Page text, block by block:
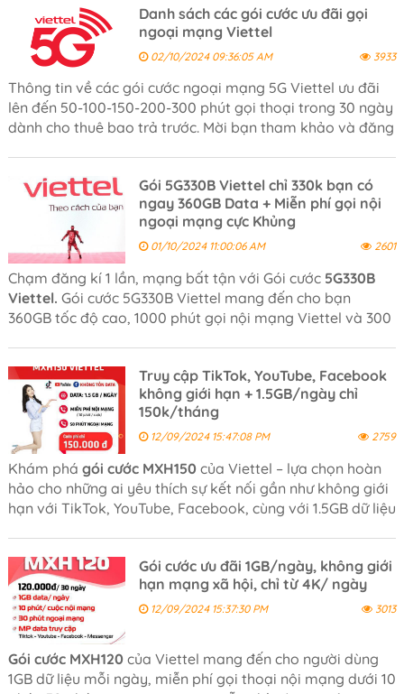
Danh sách các gói cước ưu đãi gọi
ngoại mạng Viettel
02/10/2024 09:36:05 AM 3933
Thông tin về các gói cước ngoại mạng 5G Viettel ưu đãi
lên đến 50-100-150-200-300 phút gọi thoại trong 30 ngày
dành cho thuê bao trả trước. Mời bạn tham khảo và đăng
Gói 5G330B Viettel chỉ 330k bạn có
ngay 360GB Data + Miễn phí gọi nội
ngoại mạng cực Khủng
01/10/2024 11:00:06 AM 2601
Chạm đăng kí 1 lần, mạng bất tận với Gói cước 5G330B
Viettel. Gói cước 5G330B Viettel mang đến cho bạn
360GB tốc độ cao, 1000 phút gọi nội mạng Viettel và 300
mình!
Truy cập TikTok, YouTube, Facebook
không giới hạn + 1.5GB/ngày chỉ
150k/tháng
12/09/2024 15:47:08 PM 2759
Khám phá gói cước MXH150của Viettel – lựa chọn hoàn
hảo cho những ai yêu thích sự kết nối gần như không giới
hạn với TikTok, YouTube, Facebook, cùng với 1.5GB dữ liệu
Gói cước ưu đãi 1GB/ngày, không giới
hạn mạng xã hội, chỉ từ 4K/ ngày
12/09/2024 15:37:30 PM 3013
Gói cước MXH120của Viettel mang đến cho người dùng
1GB dữ liệu mỗi ngày, miễn phí gọi thoại nội mạng dưới 10